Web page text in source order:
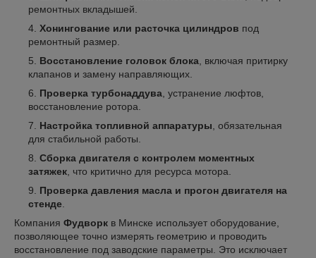
ремонтных вкладышей.
Хонингование или расточка цилиндров под
ремонтный размер.
Восстановление головок блока , включая притирку
клапанов и замену направляющих.
Проверка турбонаддува , устранение люфтов,
восстановление ротора.
Настройка топливной аппаратуры , обязательная
для стабильной работы.
Сборка двигателя с контролем моментных
затяжек , что критично для ресурса мотора.
Проверка давления масла и прогон двигателя на
стенде
Компания Фудворк в Минске использует оборудование,
позволяющее точно измерять геометрию и проводить
восстановление под заводские параметры. Это исключает